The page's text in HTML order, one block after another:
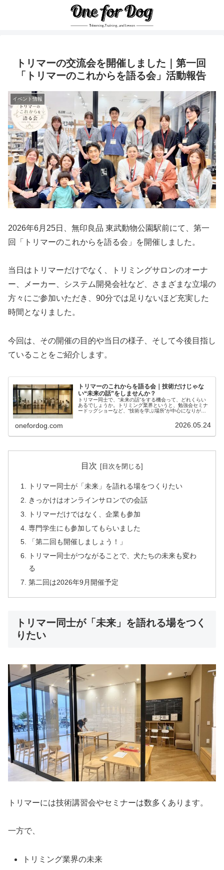
トリマーの交流会を開催しました｜第一回
「トリマーのこれからを語る会」活動報告
イベント情報
2026年6月25日、無印良品 東武動物公園駅前にて、第一
回「トリマーのこれからを語る会」を開催しました。
当日はトリマーだけでなく、トリミングサロンのオーナ
ー、メーカー、システム開発会社など、さまざまな立場の
方々にご参加いただき、90分では足りないほど充実した
時間となりました。
今回は、その開催の目的や当日の様子、そして今後目指し
ていることをご紹介します。
トリマーのこれからを語る会｜技術だけじゃな
い“未来の話”をしませんか？
トリマー同士で、“未来の話”をする機会って、どれくらい
あるでしょうか。トリミング業界というと、勉強会セミナ
ードッグショーなど、“技術を学ぶ場所”が中心になりがち
onefordog.com 2026.05.24
目次
トリマー同士が「未来」を語れる場をつくりたい
きっかけはオンラインサロンでの会話
トリマーだけではなく、企業も参加
専門学生にも参加してもらいました
「第二回も開催しましょう！」
トリマー同士がつながることで、犬たちの未来も変わ
る
第二回は2026年9月開催予定
トリマー同士が「未来」を語れる場をつく
りたい
トリマーには技術講習会やセミナーは数多くあります。
一方で、
トリミング業界の未来